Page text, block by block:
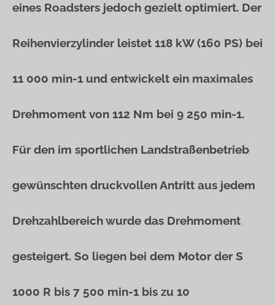
eines Roadsters jedoch gezielt optimiert. Der
Reihenvierzylinder leistet 118 kW (160 PS) bei
11 000 min-1 und entwickelt ein maximales
Drehmoment von 112 Nm bei 9 250 min-1.
Für den im sportlichen Landstraßenbetrieb
gewünschten druckvollen Antritt aus jedem
Drehzahlbereich wurde das Drehmoment
gesteigert. So liegen bei dem Motor der S
1000 R bis 7 500 min-1 bis zu 10